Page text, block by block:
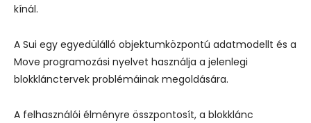
kínál.
A Sui egy egyedülálló objektumközpontú adatmodellt és a
Move programozási nyelvet használja a jelenlegi
blokklánctervek problémáinak megoldására.
A felhasználói élményre összpontosít, a blokklánc